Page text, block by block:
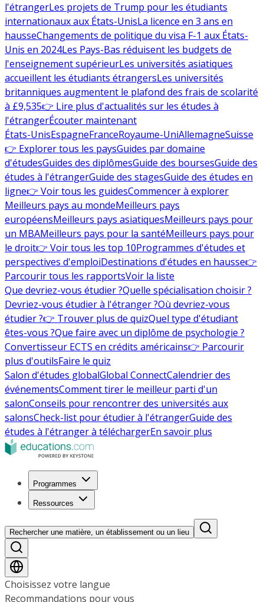
l'étrangerLes projets de Trump pour les étudiants
internationaux aux États-UnisLa licence en 3 ans en
hausseChangements de politique du visa F-1 aux États-
Unis en 2024Les Pays-Bas réduisent les budgets de
l'enseignement supérieurLes universités asiatiques
accueillent les étudiants étrangersLes universités
britanniques augmentent le plafond des frais de scolarité
à £9,535👉 Lire plus d'actualités sur les études à
l'étrangerÉcouter maintenant
États-UnisEspagneFranceRoyaume-UniAllemagneSuisse
👉 Explorer tous les paysGuides par domaine
d'étudesGuides des diplômesGuide des boursesGuide des
études à l'étrangerGuide des stagesGuide des études en
ligne👉 Voir tous les guidesCommencer à explorer
Meilleurs pays au mondeMeilleurs pays
européensMeilleurs pays asiatiquesMeilleurs pays pour
un MBAMeilleurs pays pour la santéMeilleurs pays pour
le droit👉 Voir tous les top 10Programmes d'études et
perspectives d'emploiDestinations d'études en hausse👉
Parcourir tous les rapportsVoir la liste
Que devriez-vous étudier ?Quelle spécialisation choisir ?
Devriez-vous étudier à l'étranger ?Où devriez-vous
étudier ?👉 Trouver plus de quizQuel type d'étudiant
êtes-vous ?Que faire avec un diplôme de psychologie ?
Convertisseur ECTS en crédits américains👉 Parcourir
plus d'outilsFaire le quiz
Salon d'études globalGlobal ConnectCalendrier des
événementsComment tirer le meilleur parti d'un
salonConseils pour rencontrer des universités aux
salonsCheck-list pour étudier à l'étrangerGuide des
études à l'étranger à téléchargerEn savoir plus
Programmes
Ressources
Rechercher une matière, un établissement ou un lieu
Choisissez votre langue
Recommandations pour vous